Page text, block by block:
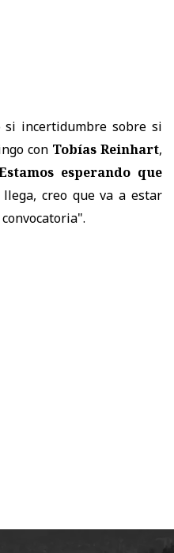
si incertidumbre sobre si
con Tobías Reinhart,
esperando que
llega, creo que va a estar